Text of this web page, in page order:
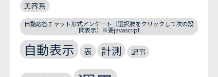
美容系
自動応答チャット形式アンケート（選択肢をクリックして次の設
問表示）※要javascript
自動表示 表 計測 記事